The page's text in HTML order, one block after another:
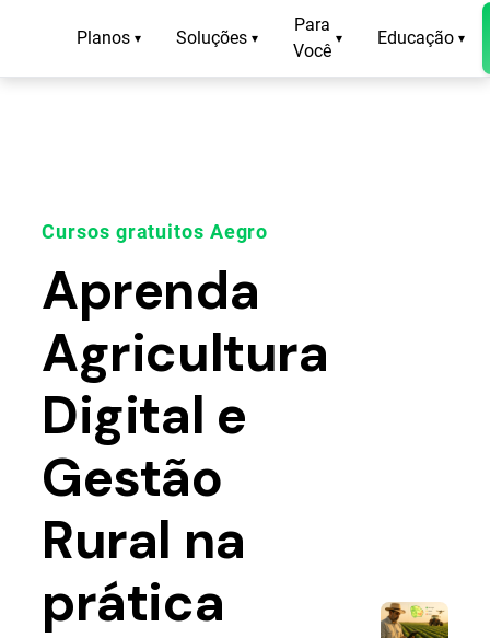
Planos ▾ Soluções ▾
Para
Você
▾ Educação ▾
Cursos gratuitos Aegro
Aprenda
Agricultura
Digital e
Gestão
Rural na
prática